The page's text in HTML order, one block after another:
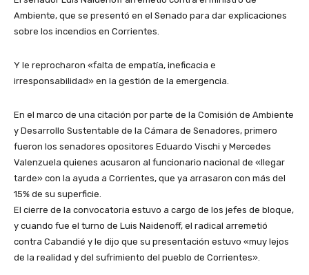
Ambiente, que se presentó en el Senado para dar explicaciones
sobre los incendios en Corrientes.
Y le reprocharon «falta de empatía, ineficacia e
irresponsabilidad» en la gestión de la emergencia.
En el marco de una citación por parte de la Comisión de Ambiente
y Desarrollo Sustentable de la Cámara de Senadores, primero
fueron los senadores opositores Eduardo Vischi y Mercedes
Valenzuela quienes acusaron al funcionario nacional de «llegar
tarde» con la ayuda a Corrientes, que ya arrasaron con más del
15% de su superficie.
El cierre de la convocatoria estuvo a cargo de los jefes de bloque,
y cuando fue el turno de Luis Naidenoff, el radical arremetió
contra Cabandié y le dijo que su presentación estuvo «muy lejos
de la realidad y del sufrimiento del pueblo de Corrientes».